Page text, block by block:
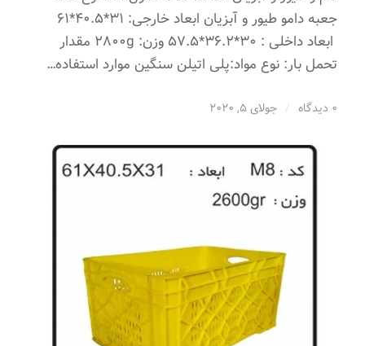
جعبه دامو طیور و آبزیان ابعاد خارجی: 31*40.5*61
ابعاد داخلی : 30*36.2*57.5 وزن: 2800g مقدار
تحمل بار: نوع مواد:پلی اتیلن سنگین موارد استفاده…
0 دیدگاه / جولای 5, 2020